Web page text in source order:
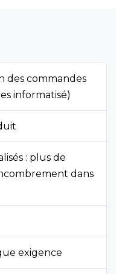
des commandes
informatisé)
: plus de
dans
exigence